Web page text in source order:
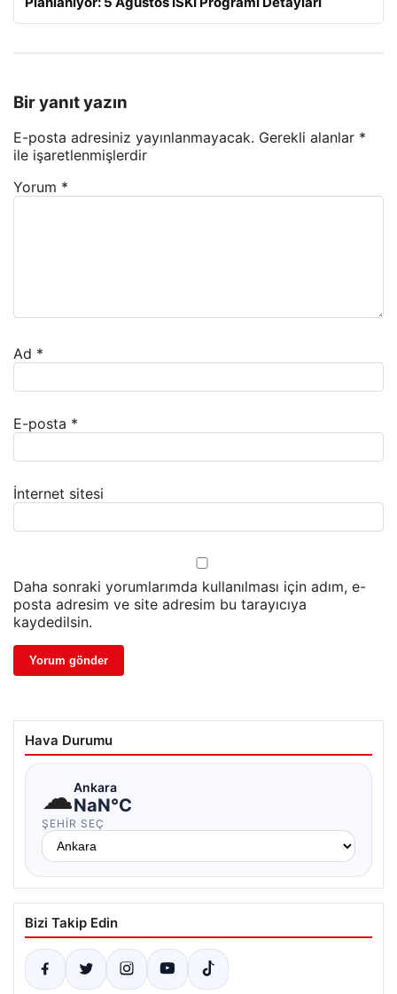
Bir yanıt yazın
E-posta adresiniz yayınlanmayacak. Gerekli alanlar *
ile işaretlenmişlerdir
Yorum *
Ad *
E-posta *
İnternet sitesi
Daha sonraki yorumlarımda kullanılması için adım, e-
posta adresim ve site adresim bu tarayıcıya
kaydedilsin.
Hava Durumu
☁Ankara
NaN°C
ŞEHIR SEÇ
Bizi Takip Edin